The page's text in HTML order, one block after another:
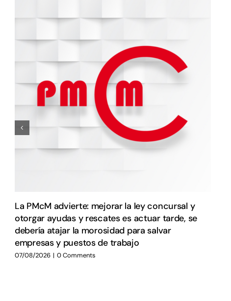
La PMcM advierte: mejorar la ley concursal y
otorgar ayudas y rescates es actuar tarde, se
debería atajar la morosidad para salvar
empresas y puestos de trabajo
07/08/2026 | 0 Comments